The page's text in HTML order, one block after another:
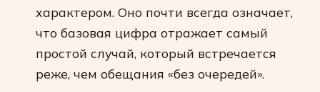
характером. Оно почти всегда означает,
что базовая цифра отражает самый
простой случай, который встречается
реже, чем обещания «без очередей».